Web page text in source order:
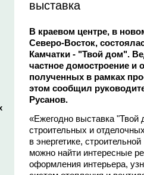
выставка
В краевом центре, в
Северо-Восток,
Камчатки - "Твой дом".
частное домостроение и
полученных в рамках
этом сообщил
Русанов.
«Ежегодно выставка "Твой
строительных и
в энергетике,
можно найти интересные
оформления интерьера,